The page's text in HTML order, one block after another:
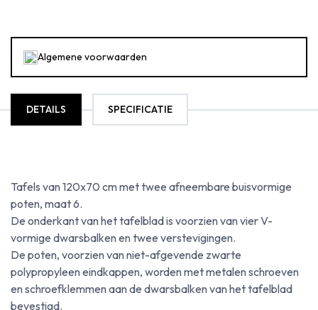
Algemene voorwaarden
DETAILS SPECIFICATIE
Tafels van 120x70 cm met twee afneembare buisvormige
poten, maat 6.
De onderkant van het tafelblad is voorzien van vier V-
vormige dwarsbalken en twee verstevigingen.
De poten, voorzien van niet-afgevende zwarte
polypropyleen eindkappen, worden met metalen schroeven
en schroefklemmen aan de dwarsbalken van het tafelblad
bevestigd.